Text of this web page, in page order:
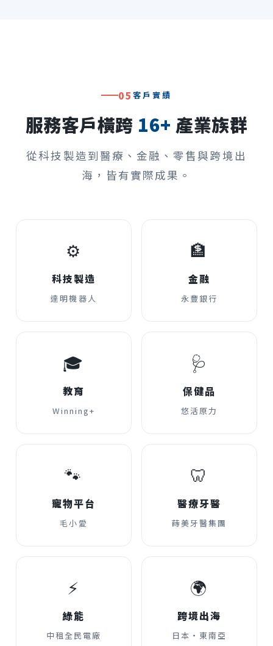
05 客戶實績
服務客戶橫跨 16+ 產業族群
從科技製造到醫療、金融、零售與跨境出
海，皆有實際成果。
⚙
科技製造
達明機器人
🏦
金融
永豐銀行
🎓
教育
Winning+
🩺
保健品
悠活原力
🐾
寵物平台
毛小愛
🦷
醫療牙醫
蒔美牙醫集團
⚡
綠能
中租全民電廠
🌍
跨境出海
日本・東南亞